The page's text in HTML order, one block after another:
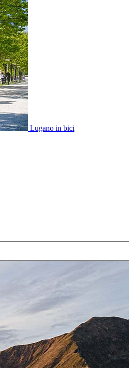
Lugano in bici